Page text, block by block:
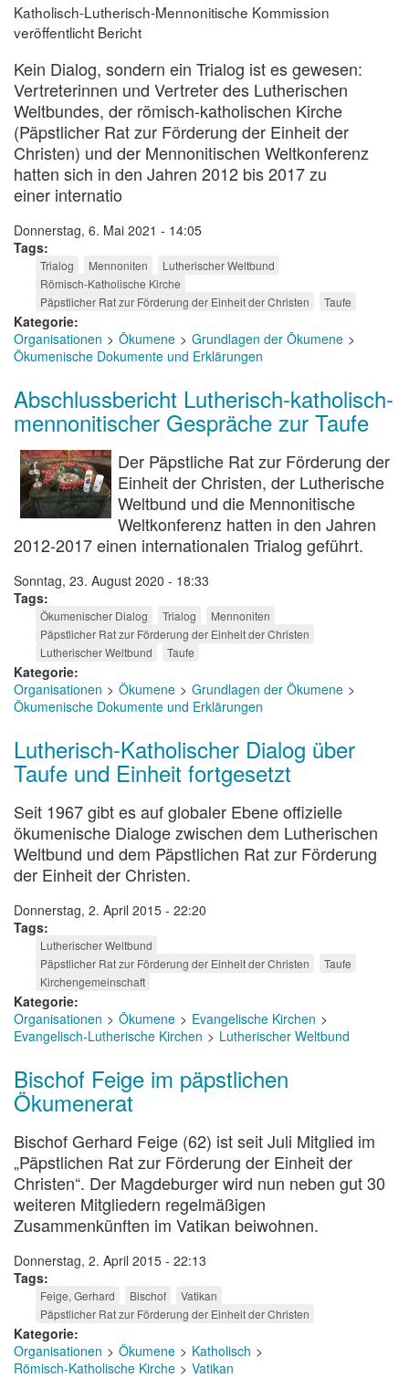
Katholisch-Lutherisch-Mennonitische Kommission
veröffentlicht Bericht
Kein Dialog, sondern ein Trialog ist es gewesen:
Vertreterinnen und Vertreter des Lutherischen
Weltbundes, der römisch-katholischen Kirche
(Päpstlicher Rat zur Förderung der Einheit der
Christen) und der Mennonitischen Weltkonferenz
hatten sich in den Jahren 2012 bis 2017 zu
einer internatio
Donnerstag, 6. Mai 2021 - 14:05
Tags
Trialog Mennoniten
Lutherischer Weltbund
Römisch-Katholische Kirche
Päpstlicher Rat zur Förderung der Einheit der Christen
Taufe
Kategorie
Organisationen
Ökumene
Grundlagen der Ökumene
Ökumenische Dokumente und Erklärungen
Abschlussbericht Lutherisch-katholisch-
mennonitischer Gespräche zur Taufe
Der Päpstliche Rat zur Förderung der
Einheit der Christen, der Lutherische
Weltbund und die Mennonitische
Weltkonferenz hatten in den Jahren
2012-2017 einen internationalen Trialog geführt.
Sonntag, 23. August 2020 - 18:33
Tags
Ökumenischer Dialog Trialog
Mennoniten
Päpstlicher Rat zur Förderung der Einheit der Christen
Lutherischer Weltbund
Taufe
Kategorie
Organisationen
Ökumene
Grundlagen der Ökumene
Ökumenische Dokumente und Erklärungen
Lutherisch-Katholischer Dialog über
Taufe und Einheit fortgesetzt
Seit 1967 gibt es auf globaler Ebene offizielle
ökumenische Dialoge zwischen dem Lutherischen
Weltbund und dem Päpstlichen Rat zur Förderung
der Einheit der Christen.
Donnerstag, 2. April 2015 - 22:20
Tags
Lutherischer Weltbund
Päpstlicher Rat zur Förderung der Einheit der Christen
Taufe
Kirchengemeinschaft
Kategorie
Organisationen
Ökumene
Evangelische Kirchen
Evangelisch-Lutherische Kirchen
Lutherischer Weltbund
Bischof Feige im päpstlichen
Ökumenerat
Bischof Gerhard Feige (62) ist seit Juli Mitglied im
„Päpstlichen Rat zur Förderung der Einheit der
Christen“. Der Magdeburger wird nun neben gut 30
weiteren Mitgliedern regelmäßigen
Zusammenkünften im Vatikan beiwohnen.
Donnerstag, 2. April 2015 - 22:13
Tags
Feige, Gerhard Bischof
Vatikan
Päpstlicher Rat zur Förderung der Einheit der Christen
Kategorie
Organisationen
Ökumene
Katholisch
Römisch-Katholische Kirche
Vatikan